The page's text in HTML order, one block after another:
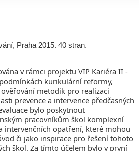
Praha 2015. 40 stran.
v rámci projektu VIP Kariéra II -
kurikulární reformy,
metodik pro realizaci
prevence a intervence předčasných
bylo poskytnout
pracovníkům škol komplexní
intervenčních opatření, které mohou
či jako inspirace pro řešení tohoto
škol. Za tímto účelem bylo v první